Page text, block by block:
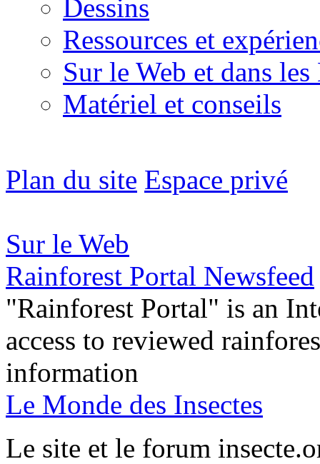
Dessins
Ressources et
Sur le Web et dans
Matériel et conseils
Plan du site Espace privé
Sur le Web
Rainforest Portal Newsfeed
"Rainforest Portal" is an
access to reviewed
information
Le Monde des Insectes
Le site et le forum